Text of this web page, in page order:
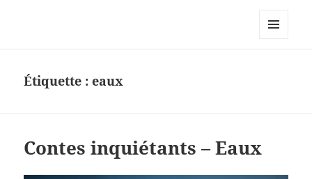
Le site personnel d'Antoine Oury
Étiquette :eaux
Contes inquiétants – Eaux